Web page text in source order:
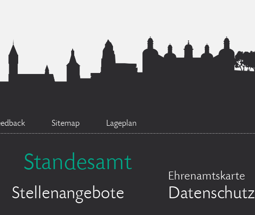
Sitemap Lageplan
Standesamt
Ehrenamtskarte
Stellenangebote Datenschutz